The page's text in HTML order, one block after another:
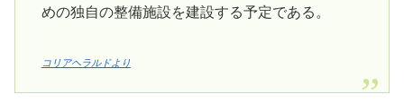
めの独自の整備施設を建設する予定である。
コリアヘラルドより